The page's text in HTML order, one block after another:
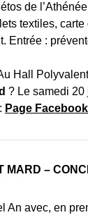
de
textiles,
Entrée :
Hall
? Le samedi 20
: Page
MARD –
An avec, en